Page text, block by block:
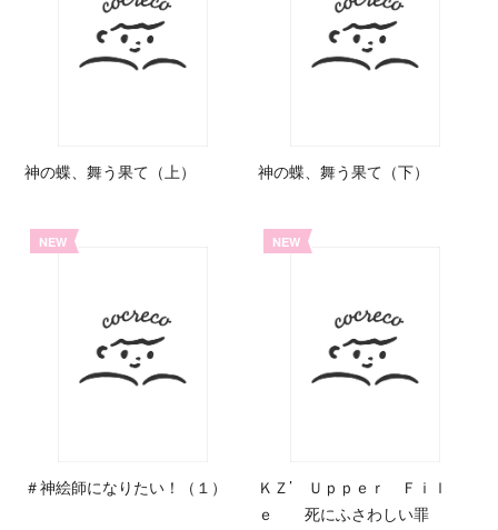
神の蝶、舞う果て（上） 神の蝶、舞う果て（下）
NEW
＃神絵師になりたい！（１）
NEW
ＫＺ’ Ｕｐｐｅｒ Ｆｉｌ
ｅ 死にふさわしい罪